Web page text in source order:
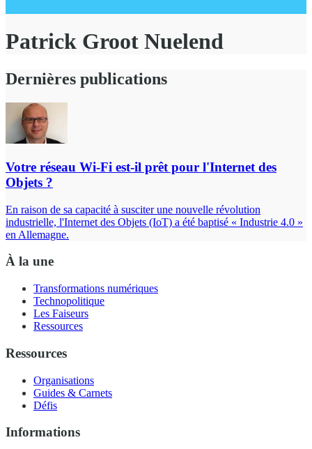
Patrick Groot Nuelend
Dernières publications
Votre réseau Wi-Fi est-il prêt pour l'Internet des
Objets ?
En raison de sa capacité à susciter une nouvelle révolution
industrielle, l'Internet des Objets (IoT) a été baptisé « Industrie 4.0 »
en Allemagne.
À la une
Transformations numériques
Technopolitique
Les Faiseurs
Ressources
Ressources
Organisations
Guides & Carnets
Défis
Informations